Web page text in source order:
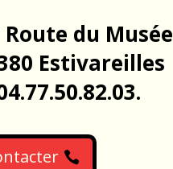
Route du Musée
Estivareilles